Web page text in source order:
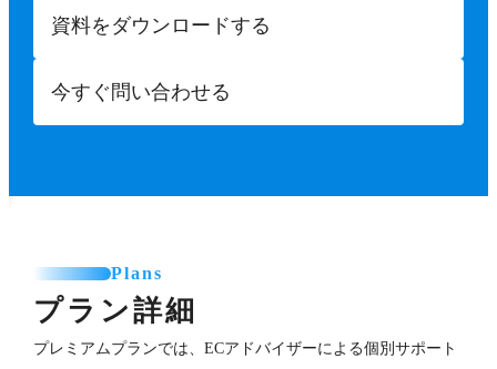
資料をダウンロードする
今すぐ問い合わせる
Plans
プラン詳細
プレミアムプランでは、ECアドバイザーによる個別サポート